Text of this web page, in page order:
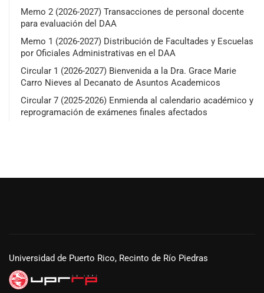
Memo 2 (2026-2027) Transacciones de personal docente
para evaluación del DAA
Memo 1 (2026-2027) Distribución de Facultades y Escuelas
por Oficiales Administrativas en el DAA
Circular 1 (2026-2027) Bienvenida a la Dra. Grace Marie
Carro Nieves al Decanato de Asuntos Academicos
Circular 7 (2025-2026) Enmienda al calendario académico y
reprogramación de exámenes finales afectados
Universidad de Puerto Rico, Recinto de Río Piedras